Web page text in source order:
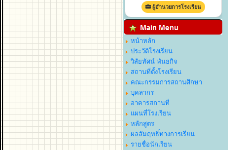
หน้าหลัก
ประวัติโรงเรียน
วิสัยทัศน์ พันธกิจ
สถานที่ตั้งโรงเรียน
คณะกรรมการสถานศึกษา
บุคลากร
อาคารสถานที่
แผนที่โรงเรียน
หลักสูตร
ผลสัมฤทธิ์ทางการเรียน
รายชื่อนักเรียน